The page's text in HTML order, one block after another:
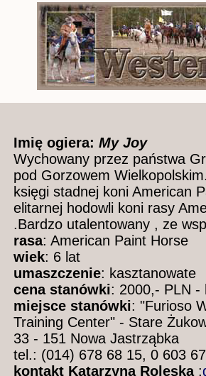
Imię ogiera: My Joy
Wychowany przez państwa
pod Gorzowem
księgi stadnej koni American
elitarnej hodowli koni rasy
.Bardzo utalentowany , ze
rasa: American Paint Horse
wiek: 6 lat
umaszczenie: kasztanowate
cena stanówki: 2000,- PLN -
miejsce stanówki: "Furioso
Training Center" - Stare
33 - 151 Nowa Jastrząbka
tel.: (014) 678 68 15, 0 603
kontakt Katarzyna Roleska :